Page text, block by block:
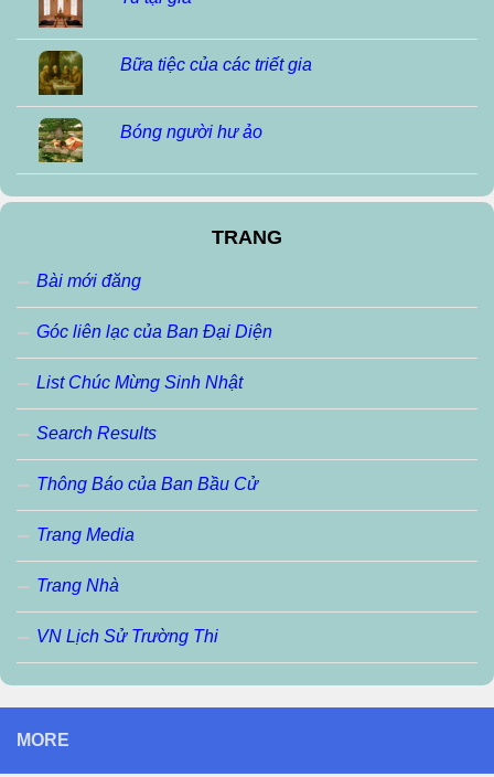
Bữa tiệc của các triết gia
Bóng người hư ảo
TRANG
Bài mới đăng
Góc liên lạc của Ban Đại Diện
List Chúc Mừng Sinh Nhật
Search Results
Thông Báo của Ban Bầu Cử
Trang Media
Trang Nhà
VN Lịch Sử Trường Thi
MORE